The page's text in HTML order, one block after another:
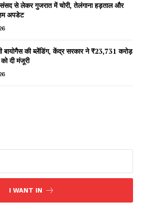
News on AIN
से लेकर गुजरात में चोरी, तेलंगाना हड़ताल और
अपडेट
की ब्लेंडिंग, केंद्र सरकार ने ₹23,731 करोड़
दी मंजूरी
I WANT IN